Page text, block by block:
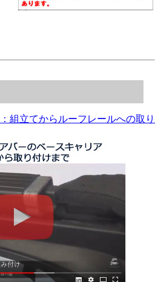
組立てからルーフレールへの取り